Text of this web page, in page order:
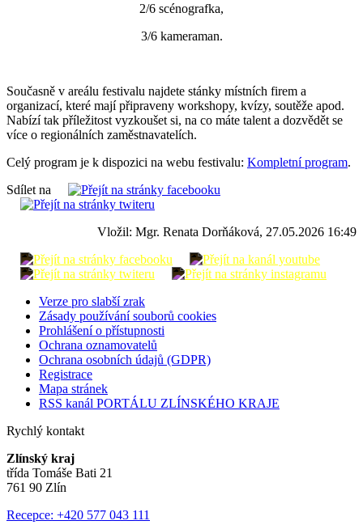
2/6 scénografka,
3/6 kameraman.
Současně v areálu festivalu najdete stánky místních firem a
organizací, které mají připraveny workshopy, kvízy, soutěže apod.
Nabízí tak příležitost vyzkoušet si, na co máte talent a dozvědět se
více o regionálních zaměstnavatelích.
Celý program je k dispozici na webu festivalu: Kompletní program.
Sdílet na
Vložil: Mgr. Renata Dorňáková, 27.05.2026 16:49
Verze pro slabší zrak
Zásady používání souborů cookies
Prohlášení o přístupnosti
Ochrana oznamovatelů
Ochrana osobních údajů (GDPR)
Registrace
Mapa stránek
RSS kanál PORTÁLU ZLÍNSKÉHO KRAJE
Rychlý kontakt
Zlínský kraj
třída Tomáše Bati 21
761 90 Zlín
Recepce: +420 577 043 111